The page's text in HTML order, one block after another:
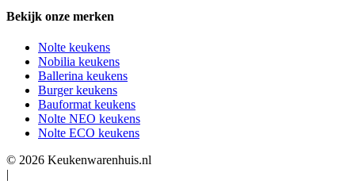
Bekijk onze merken
Nolte keukens
Nobilia keukens
Ballerina keukens
Burger keukens
Bauformat keukens
Nolte NEO keukens
Nolte ECO keukens
© 2026 Keukenwarenhuis.nl
|